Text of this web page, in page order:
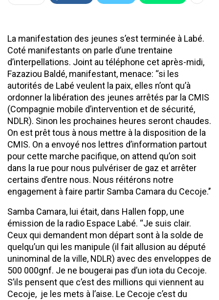
La manifestation des jeunes s’est terminée à Labé.
Coté manifestants on parle d’une trentaine
d’interpellations. Joint au téléphone cet après-midi,
Fazaziou Baldé, manifestant, menace: ‘‘si les
autorités de Labé veulent la paix, elles n’ont qu’à
ordonner la libération des jeunes arrêtés par la CMIS
(Compagnie mobile d’intervention et de sécurité,
NDLR). Sinon les prochaines heures seront chaudes.
On est prêt tous à nous mettre à la disposition de la
CMIS. On a envoyé nos lettres d’information partout
pour cette marche pacifique, on attend qu’on soit
dans la rue pour nous pulvériser de gaz et arrêter
certains d’entre nous. Nous réitérons notre
engagement à faire partir Samba Camara du Cecoje.’’
Samba Camara, lui était, dans Hallen fopp, une
émission de la radio Espace Labé. ‘‘Je suis clair.
Ceux qui demandent mon départ sont à la solde de
quelqu’un qui les manipule (il fait allusion au député
uninominal de la ville, NDLR) avec des enveloppes de
500 000gnf. Je ne bougerai pas d’un iota du Cecoje.
S’ils pensent que c’est des millions qui viennent au
Cecoje, je les mets à l’aise. Le Cecoje c’est du